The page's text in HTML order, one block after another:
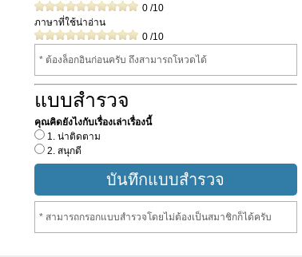
0/10
ภาษาที่ใช้น่าอ่าน
0/10
* ต้องล็อกอินก่อนครับ ถึงสามารถโหวดได้
แบบสำรวจ
คุณคิดยังไงกับเรื่องเล่าเรื่องนี้
1. น่าติดตาม
2. สนุกดี
* สามารถกรอกแบบสำรวจโดยไม่ต้องเป็นสมาชิกก็ได้ครับ